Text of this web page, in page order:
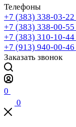
Телефоны
+7 (383) 338-03-22
+7 (383) 338-00-55
+7 (383) 310-10-44
+7 (913) 940-00-46
Заказать звонок
0
0